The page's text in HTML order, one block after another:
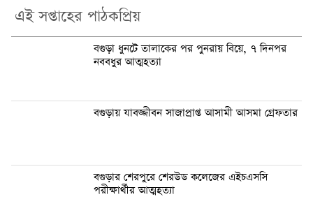
এই সপ্তাহের পাঠকপ্রিয়
বগুড়া ধুনটে তালাকের পর পুনরায় বিয়ে, ৭ দিনপর
নববধুর আত্মহত্যা
বগুড়ায় যাবজ্জীবন সাজাপ্রাপ্ত আসামী আসমা গ্রেফতার
বগুড়ার শেরপুরে শেরউড কলেজের এইচএসসি
পরীক্ষার্থীর আত্মহত্যা